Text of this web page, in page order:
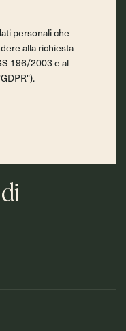
personali che
alla richiesta
196/2003 e al